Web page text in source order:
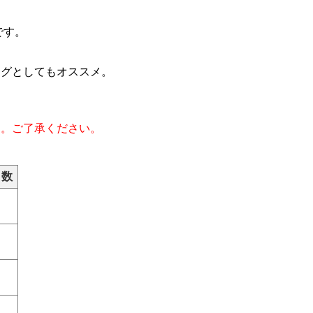
。
としてもオススメ。
ご了承ください。